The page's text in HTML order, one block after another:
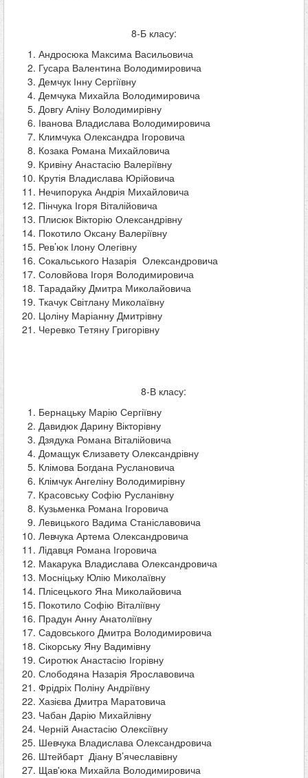
8-Б класу:
Андросюка Максима Васильовича
Гусара Валентина Володимировича
Демчук Інну Сергіївну
Демчука Михайла Володимировича
Довгу Аліну Володимирівну
Іванова Владислава Володимировича
Климчука Олександра Ігоровича
Козака Романа Михайловича
Кривіну Анастасію Валеріївну
Крутія Владислава Юрійовича
Нечипорука Андрія Михайловича
Пінчука Ігоря Віталійовича
Плисюк Вікторію Олександрівну
Покотило Оксану Валеріївну
Рев’юк Ілону Олегівну
Сокальського Назарія Олександровича
Соловйова Ігоря Володимировича
Тарадайку Дмитра Миколайовича
Ткачук Світлану Миколаївну
Цоліну Маріанну Дмитрівну
Черевко Тетяну Григорівну
8-В класу:
Бернацьку Марію Сергіївну
Давидюк Дарину Вікторівну
Дзядука Романа Віталійовича
Домащук Єлизавету Олександрівну
Клімова Богдана Руслановича
Клімчук Ангеліну Володимирівну
Красовську Софію Русланівну
Кузьменка Романа Ігоровича
Левицького Вадима Станіславовича
Левчука Артема Олександровича
Лідавця Романа Ігоровича
Макарука Владислава Олександровича
Мосніцьку Юлію Миколаївну
Плісецького Яна Миколайовича
Покотило Софію Віталіївну
Прадун Анну Анатоліївну
Садовського Дмитра Володимировича
Сікорську Яну Вадимівну
Сиротюк Анастасію Ігорівну
Слободяна Назарія Ярославовича
Фрідріх Поліну Андріївну
Хазієва Дмитра Маратовича
Чабан Дарію Михайлівну
Черній Анастасію Олексіївну
Шевчука Владислава Олександровича
Штейбарт Діану В’ячеславівну
Щав'юка Михайла Володимировича